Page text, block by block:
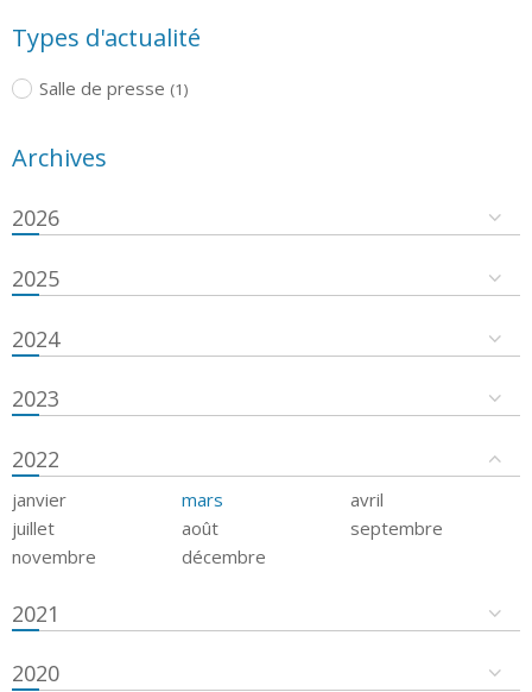
Types d'actualité
Salle de presse (1)
Archives
2026
2025
2024
2023
2022
janvier mars
avril
juillet
août
septembre
novembre
décembre
2021
2020